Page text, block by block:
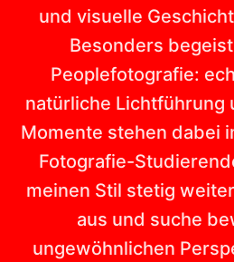
und visuelle
Besonders
Peoplefotografie:
natürliche Lichtführung
Momente stehen dabei
Fotografie-
meinen Stil stetig
aus und suche
ungewöhnlichen